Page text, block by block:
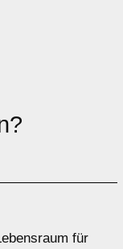
für